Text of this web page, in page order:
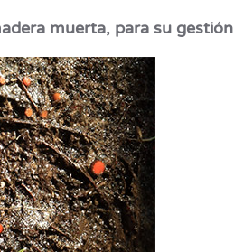
muerta, para su gestión